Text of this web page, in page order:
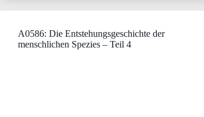
A0586: Die Entstehungsgeschichte der
menschlichen Spezies – Teil 4